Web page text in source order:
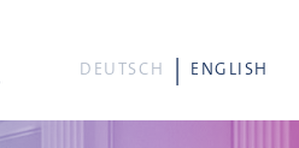
DEUTSCH ENGLISH